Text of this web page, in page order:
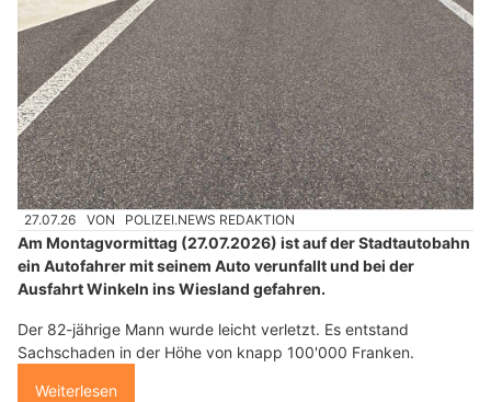
27.07.26 VON POLIZEI.NEWS REDAKTION
Am Montagvormittag (27.07.2026) ist auf der Stadtautobahn
ein Autofahrer mit seinem Auto verunfallt und bei der
Ausfahrt Winkeln ins Wiesland gefahren.
Der 82-jährige Mann wurde leicht verletzt. Es entstand
Sachschaden in der Höhe von knapp 100'000 Franken.
Weiterlesen